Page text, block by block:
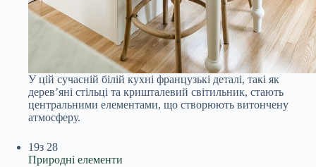
У цій сучасній білій кухні французькі деталі, такі як
дерев’яні стільці та кришталевий світильник, стають
центральними елементами, що створюють витончену
атмосферу.
19з 28
Природні елементи